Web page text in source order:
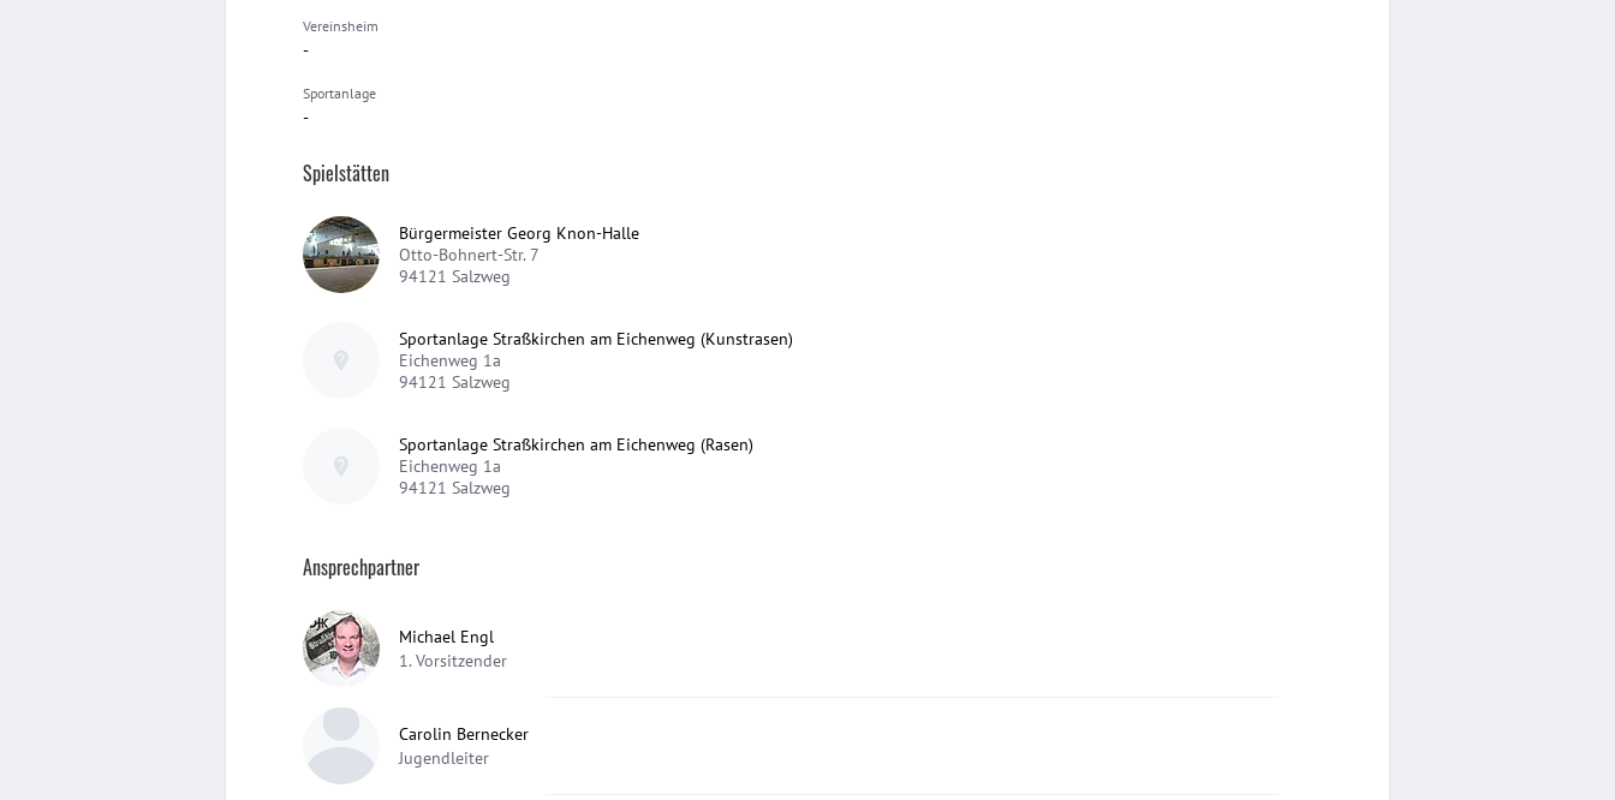
Vereinsheim
-
Sportanlage
-
Spielstätten
Bürgermeister Georg Knon-Halle
Otto-Bohnert-Str. 7
94121 Salzweg
Sportanlage Straßkirchen am Eichenweg (Kunstrasen)
Eichenweg 1a
94121 Salzweg
Sportanlage Straßkirchen am Eichenweg (Rasen)
Eichenweg 1a
94121 Salzweg
Ansprechpartner
Michael Engl
1. Vorsitzender
Carolin Bernecker
Jugendleiter